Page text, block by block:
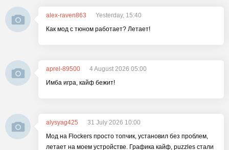
alex-raven863
Yesterday, 15:40
Как мод с тюном работает? Летает!
aprel-89500
4 August 2026 05:00
Имба игра, кайф бежит!
alysyag425
31 July 2026 10:00
Мод на Flockers просто топчик, установил без проблем,
летает на моем устройстве. Графика кайф, puzzles стали